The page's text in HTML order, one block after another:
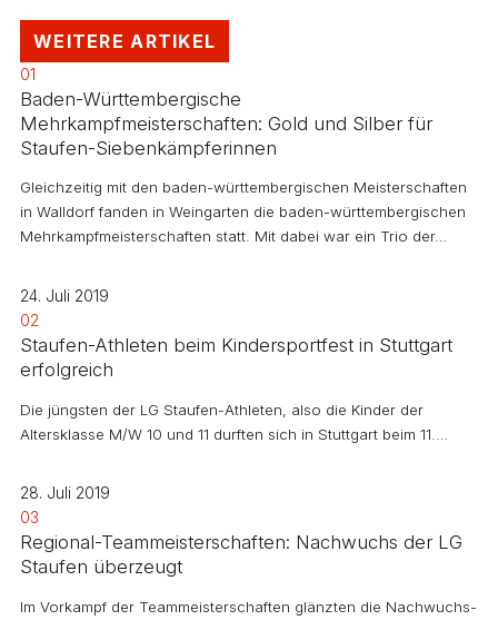
WEITERE ARTIKEL
01
Baden-Württembergische
Mehrkampfmeisterschaften: Gold und Silber für
Staufen-Siebenkämpferinnen
Gleichzeitig mit den baden-württembergischen Meisterschaften
in Walldorf fanden in Weingarten die baden-württembergischen
Mehrkampfmeisterschaften statt. Mit dabei war ein Trio der…
24. Juli 2019
02
Staufen-Athleten beim Kindersportfest in Stuttgart
erfolgreich
Die jüngsten der LG Staufen-Athleten, also die Kinder der
Altersklasse M/W 10 und 11 durften sich in Stuttgart beim 11.…
28. Juli 2019
03
Regional-Teammeisterschaften: Nachwuchs der LG
Staufen überzeugt
Im Vorkampf der Teammeisterschaften glänzten die Nachwuchs-